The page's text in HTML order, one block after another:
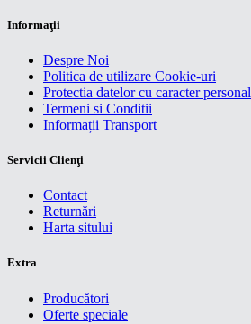
Informaţii
Despre Noi
Politica de utilizare Cookie-uri
Protectia datelor cu caracter personal
Termeni si Conditii
Informații Transport
Servicii Clienţi
Contact
Returnări
Harta sitului
Extra
Producători
Oferte speciale